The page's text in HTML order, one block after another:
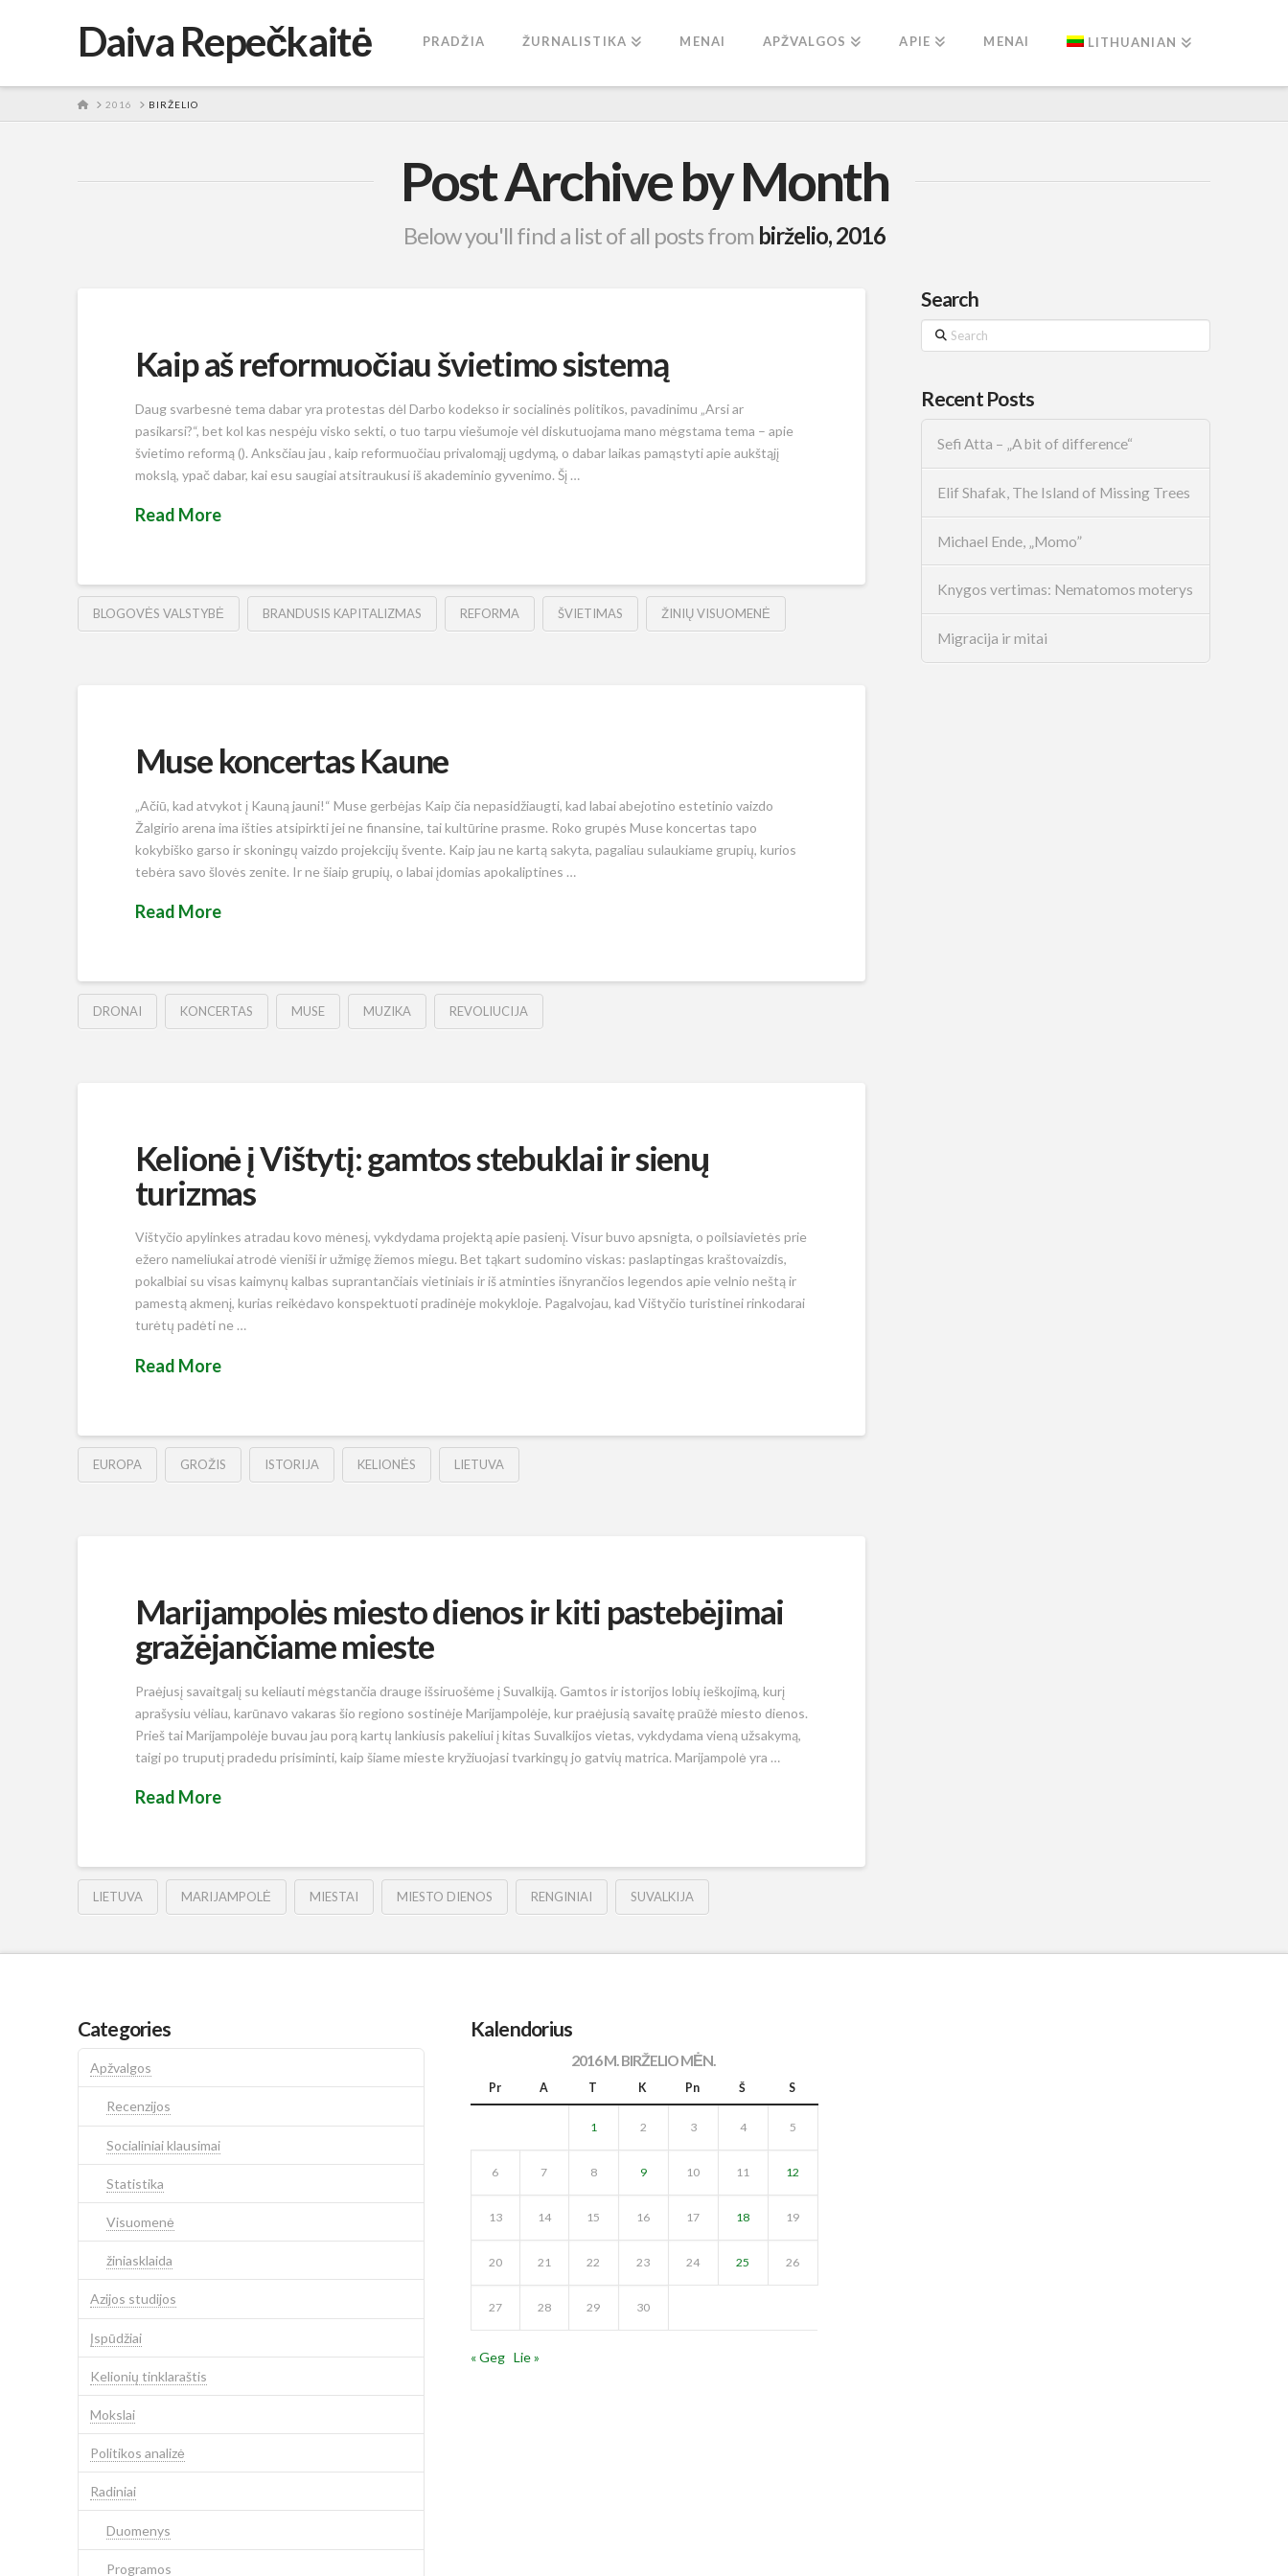
Daiva Repečkaitė PRADŽIA ŽURNALISTIKA MENAI APŽVALGOS APIE MENAI LITHUANIAN
HOME
2016 BIRŽELIO
Post Archive by Month
Below you'll find a list of all posts from birželio, 2016
Kaip aš reformuočiau švietimo sistemą
Daug svarbesnė tema dabar yra protestas dėl Darbo kodekso ir socialinės politikos, pavadinimu „Arsi ar
pasikarsi?“, bet kol kas nespėju visko sekti, o tuo tarpu viešumoje vėl diskutuojama mano mėgstama tema – apie
švietimo reformą (). Anksčiau jau , kaip reformuočiau privalomąjį ugdymą, o dabar laikas pamąstyti apie aukštąjį
mokslą, ypač dabar, kai esu saugiai atsitraukusi iš akademinio gyvenimo. Šį …
Read More
BLOGOVĖS VALSTYBĖ BRANDUSIS KAPITALIZMAS REFORMA ŠVIETIMAS ŽINIŲ VISUOMENĖ
Muse koncertas Kaune
„Ačiū, kad atvykot į Kauną jauni!“ Muse gerbėjas Kaip čia nepasidžiaugti, kad labai abejotino estetinio vaizdo
Žalgirio arena ima išties atsipirkti jei ne finansine, tai kultūrine prasme. Roko grupės Muse koncertas tapo
kokybiško garso ir skoningų vaizdo projekcijų švente. Kaip jau ne kartą sakyta, pagaliau sulaukiame grupių, kurios
tebėra savo šlovės zenite. Ir ne šiaip grupių, o labai įdomias apokaliptines …
Read More
DRONAI KONCERTAS MUSE MUZIKA REVOLIUCIJA
Kelionė į Vištytį: gamtos stebuklai ir sienų
turizmas
Vištyčio apylinkes atradau kovo mėnesį, vykdydama projektą apie pasienį. Visur buvo apsnigta, o poilsiavietės prie
ežero nameliukai atrodė vieniši ir užmigę žiemos miegu. Bet tąkart sudomino viskas: paslaptingas kraštovaizdis,
pokalbiai su visas kaimynų kalbas suprantančiais vietiniais ir iš atminties išnyrančios legendos apie velnio neštą ir
pamestą akmenį, kurias reikėdavo konspektuoti pradinėje mokykloje. Pagalvojau, kad Vištyčio turistinei rinkodarai
turėtų padėti ne …
Read More
EUROPA GROŽIS ISTORIJA KELIONĖS LIETUVA
Marijampolės miesto dienos ir kiti pastebėjimai
gražėjančiame mieste
Praėjusį savaitgalį su keliauti mėgstančia drauge išsiruošėme į Suvalkiją. Gamtos ir istorijos lobių ieškojimą, kurį
aprašysiu vėliau, karūnavo vakaras šio regiono sostinėje Marijampolėje, kur praėjusią savaitę praūžė miesto dienos.
Prieš tai Marijampolėje buvau jau porą kartų lankiusis pakeliui į kitas Suvalkijos vietas, vykdydama vieną užsakymą,
taigi po truputį pradedu prisiminti, kaip šiame mieste kryžiuojasi tvarkingų jo gatvių matrica. Marijampolė yra …
Read More
LIETUVA MARIJAMPOLĖ MIESTAI MIESTO DIENOS RENGINIAI SUVALKIJA
Search
Search
Recent Posts
Sefi Atta – „A bit of difference“
Elif Shafak, The Island of Missing Trees
Michael Ende, „Momo”
Knygos vertimas: Nematomos moterys
Migracija ir mitai
Categories
Apžvalgos
Recenzijos
Socialiniai klausimai
Statistika
Visuomenė
žiniasklaida
Azijos studijos
Įspūdžiai
Kelionių tinklaraštis
Mokslai
Politikos analizė
Radiniai
Duomenys
Programos
Kalendorius
2016 M. BIRŽELIO MĖN.
Pr A T K Pn Š S
1 2 3 4 5
6 7 8 9 10 11 12
13 14 15 16 17 18 19
20 21 22 23 24 25 26
27 28 29 30
« Geg Lie »